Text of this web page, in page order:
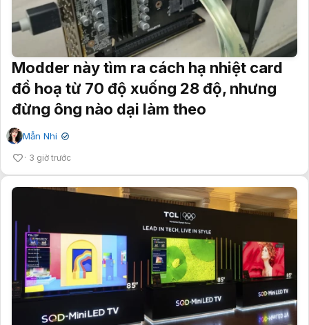
Modder này tìm ra cách hạ nhiệt card
đồ hoạ từ 70 độ xuống 28 độ, nhưng
đừng ông nào dại làm theo
Mẫn Nhi ✔
3 giờ trước